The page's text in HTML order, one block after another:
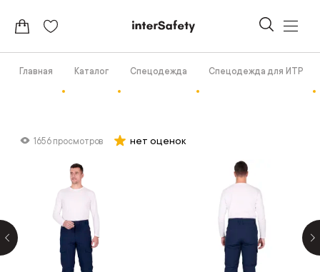
Главная Каталог Спецодежда Спецодежда для ИТР
1656 просмотров нет оценок